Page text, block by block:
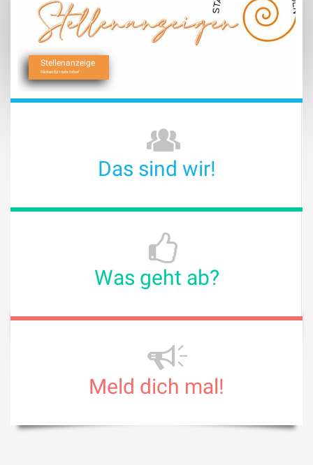
Stellenanzeige
Klicken für mehr Infos!
Das sind wir!
Was geht ab?
Meld dich mal!